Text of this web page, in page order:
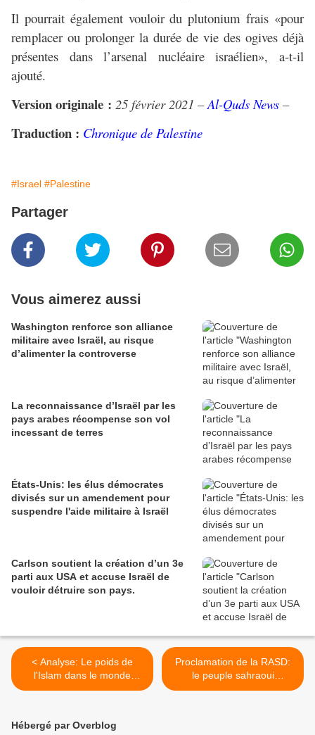
Il pourrait également vouloir du plutonium frais «pour
remplacer ou prolonger la durée de vie des ogives déjà
présentes dans l’arsenal nucléaire israélien», a-t-il
ajouté.
Version originale : 25 février 2021 –Al-Quds News –
Traduction : Chronique de Palestine
#Israel #Palestine
Partager
Vous aimerez aussi
Washington renforce son alliance
militaire avec Israël, au risque
d’alimenter la controverse
La reconnaissance d’Israël par les
pays arabes récompense son vol
incessant de terres
États-Unis: les élus démocrates
divisés sur un amendement pour
suspendre l'aide militaire à Israël
Carlson soutient la création d’un 3e
parti aux USA et accuse Israël de
vouloir détruire son pays.
< Analyse: Le poids de
l'Islam dans le monde
arabe, par Jacques Myard
Proclamation de la RASD:
le peuple sahraoui
poursuivra sa lutte jusqu'à
Hébergé par Overblog